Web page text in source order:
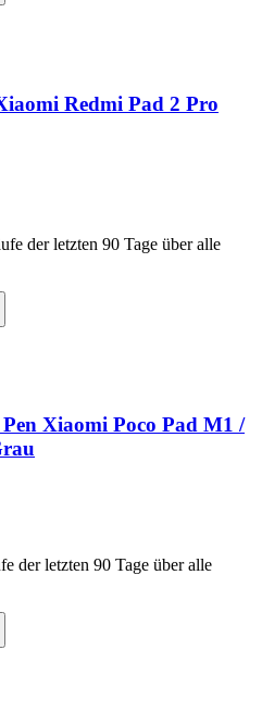
Redmi Pad 2 Pro
der letzten 90 Tage über alle
Xiaomi Poco Pad M1 /
der letzten 90 Tage über alle